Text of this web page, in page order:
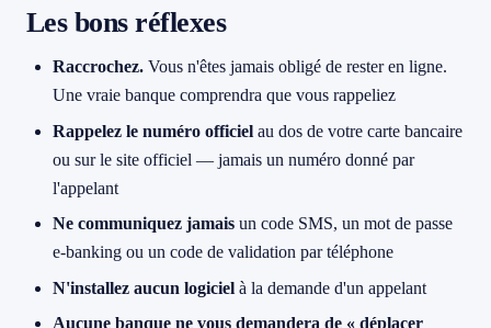
Les bons réflexes
Raccrochez. Vous n'êtes jamais obligé de rester en ligne.
Une vraie banque comprendra que vous rappeliez
Rappelez le numéro officiel au dos de votre carte bancaire
ou sur le site officiel — jamais un numéro donné par
l'appelant
Ne communiquez jamais un code SMS, un mot de passe
e-banking ou un code de validation par téléphone
N'installez aucun logiciel à la demande d'un appelant
Aucune banque ne vous demandera de « déplacer